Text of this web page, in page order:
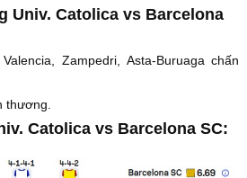
Univ. Catolica vs Barcelona
Zampedri, Asta-Buruaga chấn
thương.
Catolica vs Barcelona SC: